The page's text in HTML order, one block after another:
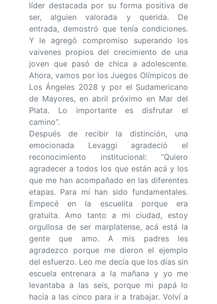
líder destacada por su forma positiva de
ser, alguien valorada y querida. De
entrada, demostró que tenía condiciones.
Y le agregó compromiso superando los
vaivenes propios del crecimiento de una
joven que pasó de chica a adolescente.
Ahora, vamos por los Juegos Olímpicos de
Los Ángeles 2028 y por el Sudamericano
de Mayores, en abril próximo en Mar del
Plata. Lo importante es disfrutar el
camino”.
Después de recibir la distinción, una
emocionada Levaggi agradeció el
reconocimiento institucional: “Quiero
agradecer a todos los que están acá y los
que me han acompañado en las diferentes
etapas. Para mí han sido fundamentales.
Empecé en la escuelita porque era
gratuita. Amo tanto a mi ciudad, estoy
orgullosa de ser marplatense, acá está la
gente que amo. A mis padres les
agradezco porque me dieron el ejemplo
del esfuerzo. Leo me decía que los días sin
escuela entrenara a la mañana y yo me
levantaba a las seis, porque mi papá lo
hacía a las cinco para ir a trabajar. Volví a